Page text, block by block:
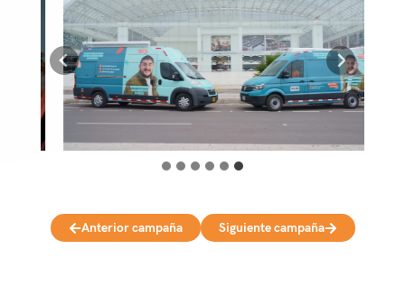
Anterior campaña Siguiente campaña